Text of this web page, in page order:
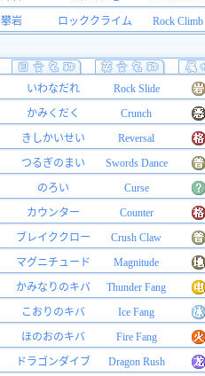
攀岩 ロッククライム Rock Climb
いわなだれ
Rock Slide
かみくだく
Crunch
きしかいせい
Reversal
つるぎのまい
Swords Dance
のろい
Curse
カウンター
Counter
ブレイククロー
Crush Claw
マグニチュード
Magnitude
かみなりのキバ
Thunder Fang
こおりのキバ
Ice Fang
ほのおのキバ
Fire Fang
ドラゴンダイブ
Dragon Rush